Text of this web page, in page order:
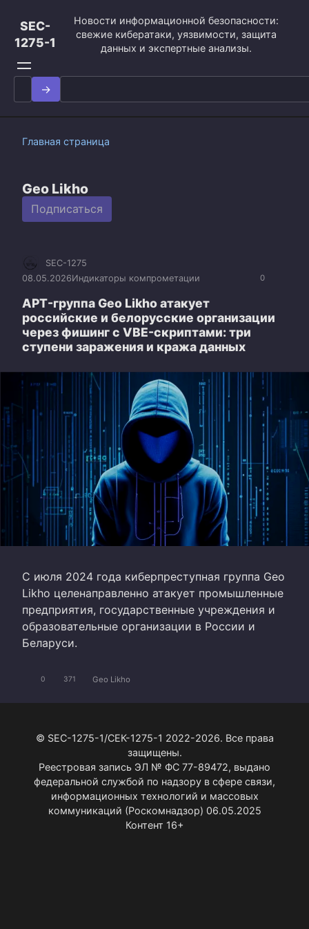
контенту
SEC-
1275-1
Новости информационной безопасности:
свежие кибератаки, уязвимости, защита
данных и экспертные анализы.
Search
for:
Главная страница
Geo Likho
Подписаться
0
SEC-1275
08.05.2026Индикаторы компрометации
APT-группа Geo Likho атакует
российские и белорусские организации
через фишинг с VBE-скриптами: три
ступени заражения и кража данных
С июля 2024 года киберпреступная группа Geo
Likho целенаправленно атакует промышленные
предприятия, государственные учреждения и
образовательные организации в России и
Беларуси.
0 371 Geo Likho
© SEC-1275-1/СЕК-1275-1 2022-2026. Все права
защищены.
Реестровая запись ЭЛ № ФС 77-89472, выдано
федеральной службой по надзору в сфере связи,
информационных технологий и массовых
коммуникаций (Роскомнадзор) 06.05.2025
Контент 16+